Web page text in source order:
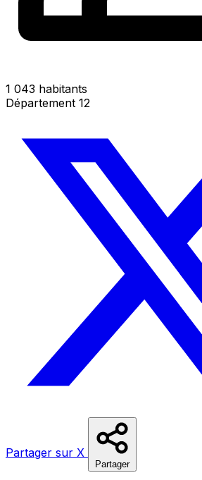
1 043 habitants
Département 12
Partager sur X
Partager